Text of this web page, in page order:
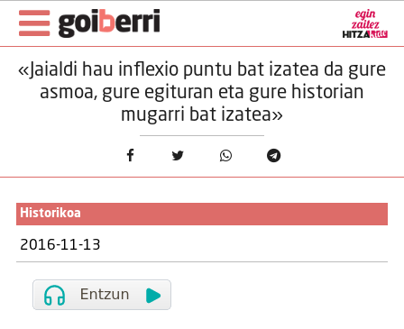
«Jaialdi hau inflexio puntu bat izatea da gure
asmoa, gure egituran eta gure historian
mugarri bat izatea»
Historikoa
2016-11-13